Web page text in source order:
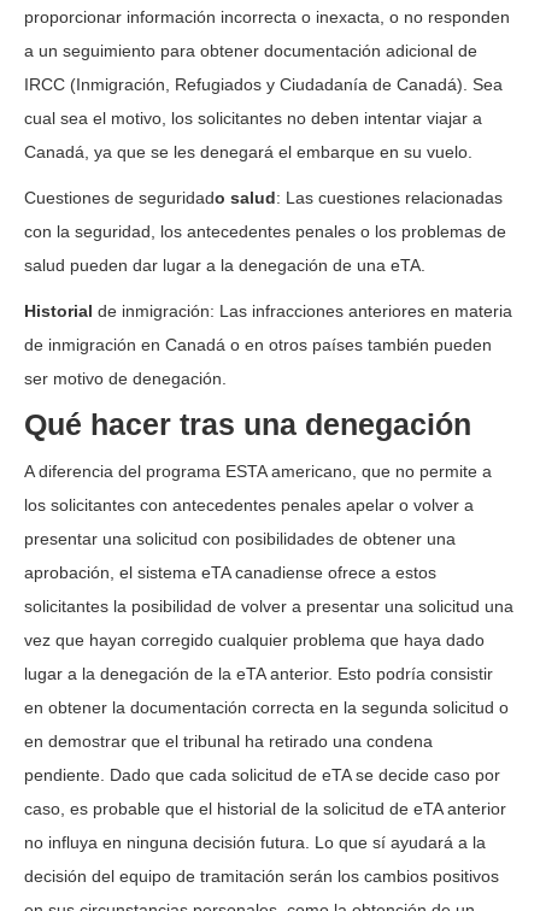
proporcionar información incorrecta o inexacta, o no responden
a un seguimiento para obtener documentación adicional de
IRCC (Inmigración, Refugiados y Ciudadanía de Canadá). Sea
cual sea el motivo, los solicitantes no deben intentar viajar a
Canadá, ya que se les denegará el embarque en su vuelo.
Cuestiones de seguridado salud: Las cuestiones relacionadas
con la seguridad, los antecedentes penales o los problemas de
salud pueden dar lugar a la denegación de una eTA.
Historial de inmigración: Las infracciones anteriores en materia
de inmigración en Canadá o en otros países también pueden
ser motivo de denegación.
Qué hacer tras una denegación
A diferencia del programa ESTA americano, que no permite a
los solicitantes con antecedentes penales apelar o volver a
presentar una solicitud con posibilidades de obtener una
aprobación, el sistema eTA canadiense ofrece a estos
solicitantes la posibilidad de volver a presentar una solicitud una
vez que hayan corregido cualquier problema que haya dado
lugar a la denegación de la eTA anterior. Esto podría consistir
en obtener la documentación correcta en la segunda solicitud o
en demostrar que el tribunal ha retirado una condena
pendiente. Dado que cada solicitud de eTA se decide caso por
caso, es probable que el historial de la solicitud de eTA anterior
no influya en ninguna decisión futura. Lo que sí ayudará a la
decisión del equipo de tramitación serán los cambios positivos